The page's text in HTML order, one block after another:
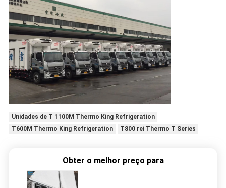
Unidades de T 1100M Thermo King Refrigeration
T600M Thermo King Refrigeration
T800 rei Thermo T Series
Obter o melhor preço para